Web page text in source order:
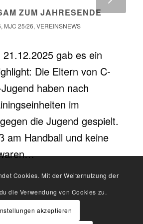
ZUM JAHRESENDE
, MJC 25/26, VEREINSNEWS
gab es ein
Die Eltern von C-
haben nach
im
die Jugend gespielt.
am Handball und keine
Cookies. Mit der Weiternutzung der
die Verwendung von Cookies zu.
akzeptieren